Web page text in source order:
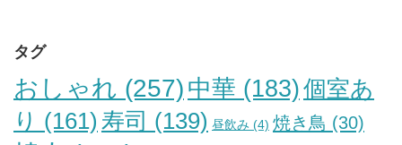
タグ
おしゃれ (257) 中華 (183)個室あ
り (161) 寿司 (139) 昼飲み (4) 焼き鳥 (30)